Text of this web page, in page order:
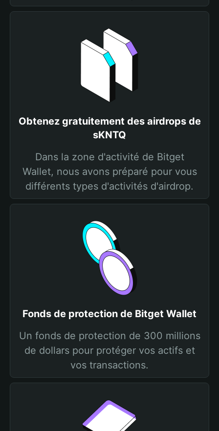
Obtenez gratuitement des airdrops de
sKNTQ
Dans la zone d'activité de Bitget
Wallet, nous avons préparé pour vous
différents types d'activités d'airdrop.
Fonds de protection de Bitget Wallet
Un fonds de protection de 300 millions
de dollars pour protéger vos actifs et
vos transactions.